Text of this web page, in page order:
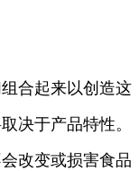
合起来以创造这
决于产品特性。
改变或损害食品